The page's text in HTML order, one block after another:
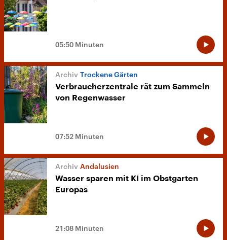
05:50 Minuten
Trockene Gärten
Verbraucherzentrale rät zum Sammeln
von Regenwasser
07:52 Minuten
Andalusien
Wasser sparen mit KI im Obstgarten
Europas
21:08 Minuten